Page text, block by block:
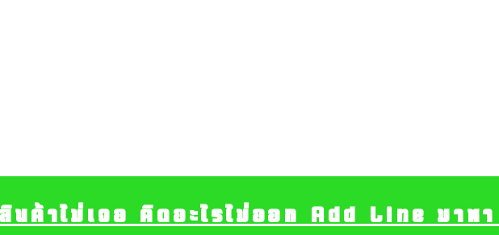
นค้าไม่เจอ คิดอะไรไม่ออก Add Line มาห